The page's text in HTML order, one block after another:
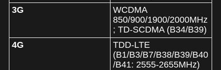
3G
WCDMA
850/900/1900/2000MHz
; TD-SCDMA (B34/B39)
4G
TDD-LTE
(B1/B3/B7/B38/B39/B40
/B41: 2555-2655MHz)